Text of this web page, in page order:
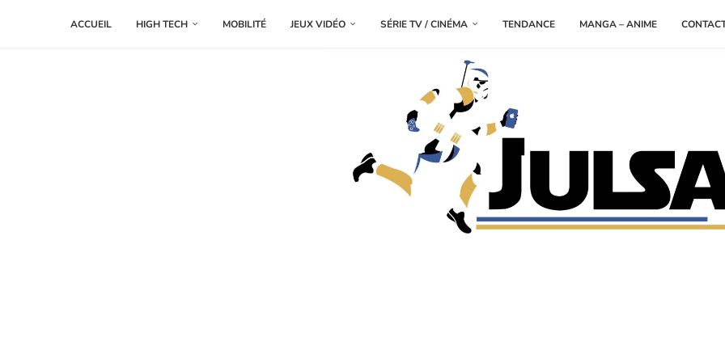
ACCUEIL HIGH TECH MOBILITÉ JEUX VIDÉO SÉRIE TV / CINÉMA TENDANCE MANGA – ANIME